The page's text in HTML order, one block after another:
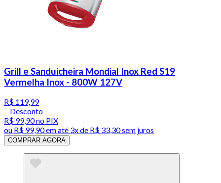
Grill e Sanduicheira Mondial Inox Red S19
Vermelha Inox - 800W 127V
R$ 119,99
Desconto
R$ 99,90no PIX
ou R$ 99,90em até 3x de R$ 33,30 sem juros
COMPRAR AGORA